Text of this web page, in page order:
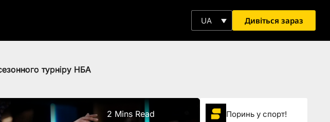
UA Дивіться зараз
турніру НБА
2 Mins Read Поринь у спорт!